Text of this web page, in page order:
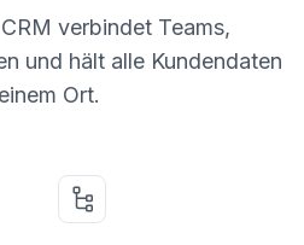
verbindet Teams,
und hält alle Kundendaten
Ort.